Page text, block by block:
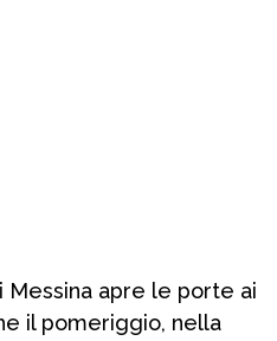
Messina apre le porte ai
il pomeriggio, nella